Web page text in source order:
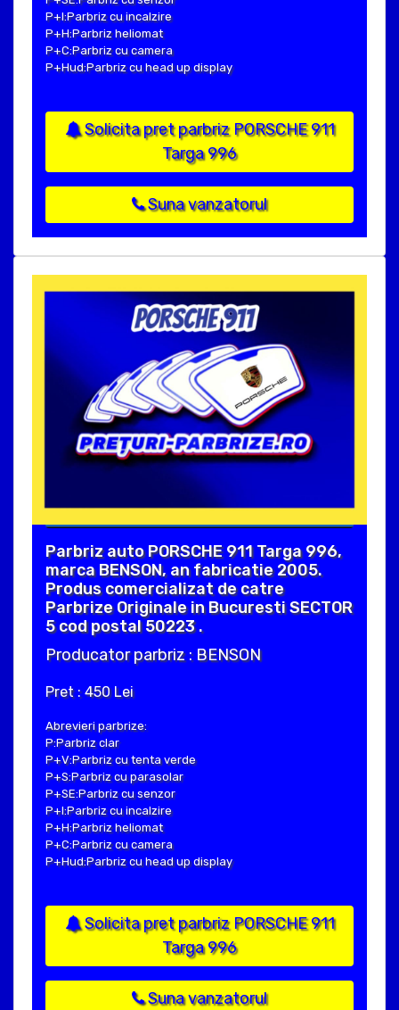
P+I:Parbriz cu incalzire
P+H:Parbriz heliomat
P+C:Parbriz cu camera
P+Hud:Parbriz cu head up display
Solicita pret parbriz PORSCHE 911
Targa 996
Suna vanzatorul
Parbriz auto PORSCHE 911 Targa 996,
marca BENSON, an fabricatie 2005.
Produs comercializat de catre
Parbrize Originale in Bucuresti SECTOR
5 cod postal 50223 .
Producator parbriz : BENSON
Pret : 450 Lei
Abrevieri parbrize:
P:Parbriz clar
P+V:Parbriz cu tenta verde
P+S:Parbriz cu parasolar
P+SE:Parbriz cu senzor
P+I:Parbriz cu incalzire
P+H:Parbriz heliomat
P+C:Parbriz cu camera
P+Hud:Parbriz cu head up display
Solicita pret parbriz PORSCHE 911
Targa 996
Suna vanzatorul